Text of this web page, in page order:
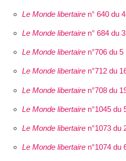
Le Monde libertairen° 640 du
Le Monde libertairen° 684 du
Le Monde libertairen°706 du 5
Le Monde libertairen°712 du
Le Monde libertairen°708 du
Le Monde libertairen°1045 du
Le Monde libertairen°1073 du
Le Monde libertairen°1074 du